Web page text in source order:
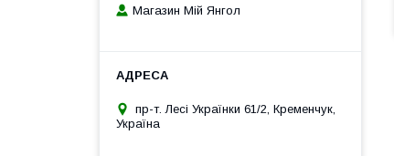
Магазин Мій Янгол
пр-т. Лесі Українки 61/2, Кременчук,
Україна